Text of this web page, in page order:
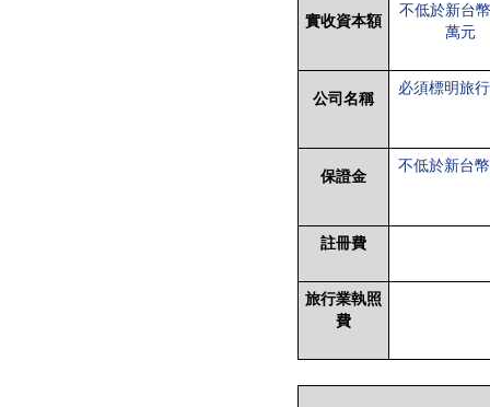
實收資本額
不低於新台幣
萬元
公司名稱
必須標明旅
保證金
不低於新台幣
註冊費
旅行業執照
費